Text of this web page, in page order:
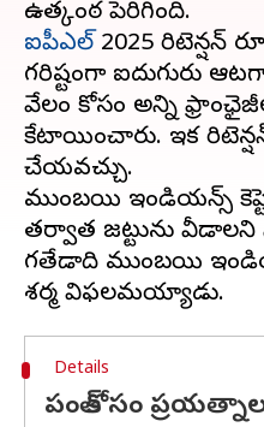
ఐపీఎల్ 2025 రిటెన్షన్
గరిష్టంగా ఐదుగురు
వేలం కోసం అన్ని
కేటాయించారు. ఇక రిటెన్షన్
చేయవచ్చు.
ముంబయి ఇండియన్స్
తర్వాత జట్టును వీడాలని
గతేడాది ముంబయి
Details
పంత్ కోసం